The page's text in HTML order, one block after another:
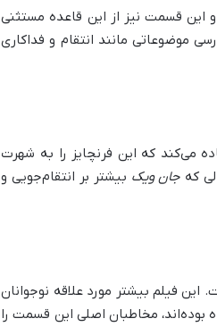
این قسمت نیز از این قاعده مستثنی
موضوعاتی مانند انتقام و فداکاری
می‌کند که این فرنچایز را به شهرت
که جان ویک بیشتر بر انتقام‌جویی و
ناپسند، برای مخاطبان بالای 13 سال مناسب است. این فیلم بیشتر مورد علاقه نوجوانان
بوده‌اند، مخاطبان اصلی این قسمت را